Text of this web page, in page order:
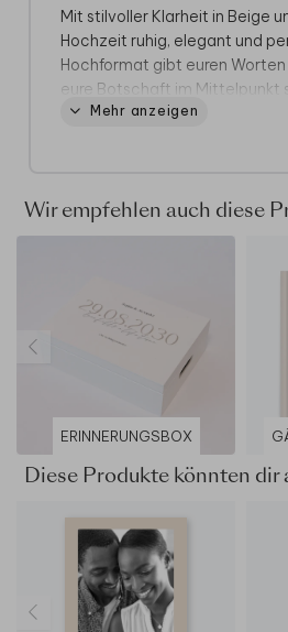
Mit stilvoller Klarheit in Beige
Hochzeit ruhig, elegant und
Hochformat gibt euren
eure Botschaft im Mittelpunkt
wertschätzend festzuhalten.
Bei Dankeskarten Hochzeit
Karte damit eine persönliche
Für die Gestaltung stehen
und Veredelungen zur
eurem Stil und eurer Nachricht
Papiersorten beeinflussen die
daher anders aussehen als im
tatsächlich gedruckt werden.
Gestaltet die Karte nach
Probedruck, um Texte,
Dieses Produkt ist Teil eines
Mehr anzeigen
Wir empfehlen auch diese
ERINNERUNGSBOX
Diese Produkte könnten dir